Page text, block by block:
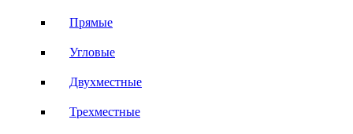
Прямые
Угловые
Двухместные
Трехместные